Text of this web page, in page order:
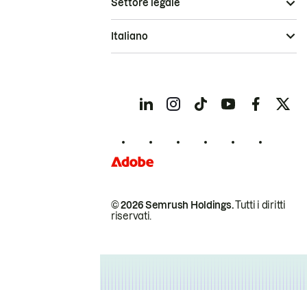
© 2026 Semrush Holdings.Tutti i diritti
riservati.
Settore legale
Italiano